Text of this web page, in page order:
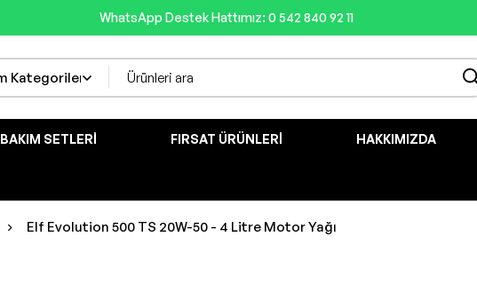
WhatsApp Destek Hattımız: 0 542 840 92 11
BAKIM SETLERI FIRSAT ÜRÜNLERI HAKKIMIZDA
Elf Evolution 500 TS 20W-50 - 4 Litre Motor Yağı